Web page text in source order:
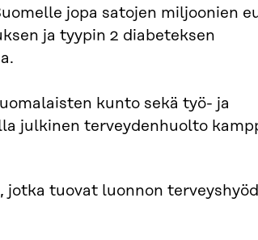
jopa satojen miljoonien
ja tyypin 2 diabeteksen
kunto sekä työ- ja
julkinen terveydenhuolto
jotka tuovat luonnon